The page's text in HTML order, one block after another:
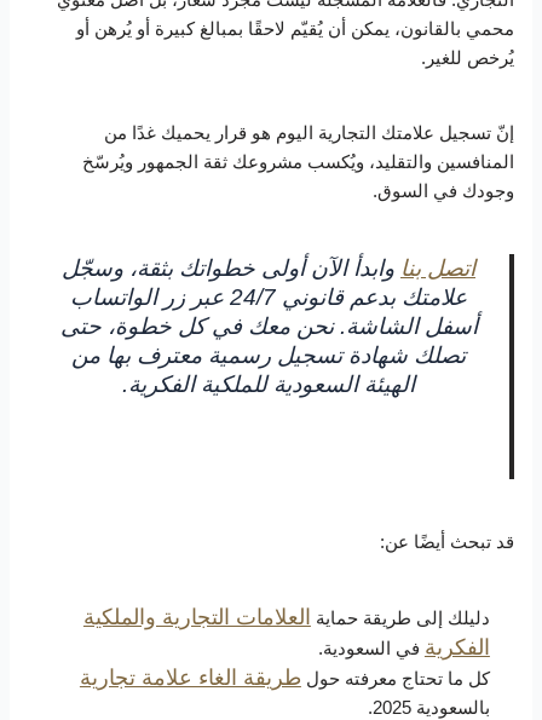
محمي بالقانون، يمكن أن يُقيّم لاحقًا بمبالغ كبيرة أو يُرهن أو
يُرخص للغير.
إنّ تسجيل علامتك التجارية اليوم هو قرار يحميك غدًا من
المنافسين والتقليد، ويُكسب مشروعك ثقة الجمهور ويُرسّخ
وجودك في السوق.
اتصل بنا وابدأ الآن أولى خطواتك بثقة، وسجّل
علامتك بدعم قانوني 24/7 عبر زر الواتساب
أسفل الشاشة. نحن معك في كل خطوة، حتى
تصلك شهادة تسجيل رسمية معترف بها من
الهيئة السعودية للملكية الفكرية.
قد تبحث أيضًا عن:
دليلك إلى طريقة حماية
العلامات التجارية والملكية
الفكرية في السعودية.
كل ما تحتاج معرفته حول طريقة الغاء علامة تجارية
بالسعودية 2025.